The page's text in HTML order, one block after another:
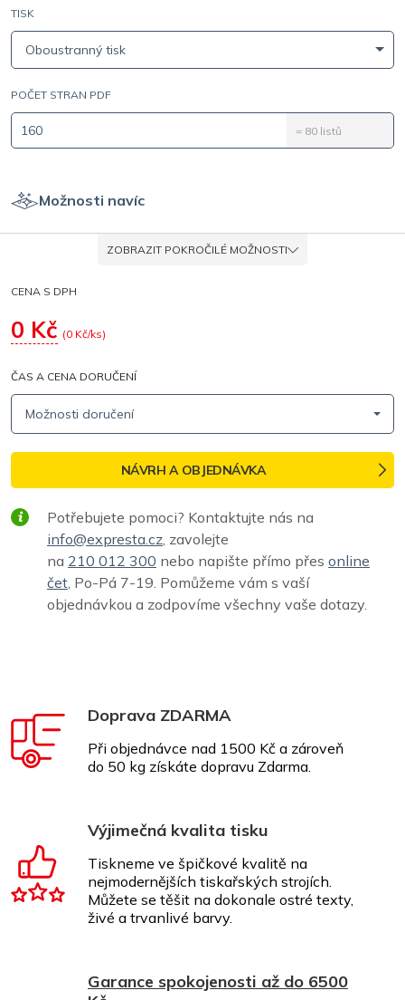
TISK
Oboustranný tisk
POČET STRAN PDF
= 80 listů
Možnosti navíc
ZOBRAZIT POKROČILÉ MOŽNOSTI
CENA S DPH
0 Kč (0 Kč/ks)
Potřebujete pomoci? Kontaktujte nás na
info@expresta.cz, zavolejte
na 210 012 300 nebo napište přímo přes online
čet, Po-Pá 7-19. Pomůžeme vám s vaší
objednávkou a zodpovíme všechny vaše dotazy.
ČAS A CENA DORUČENÍ
Možnosti doručení
NÁVRH A OBJEDNÁVKA
Doprava ZDARMA
Při objednávce nad 1500 Kč a zároveň
do 50 kg získáte dopravu Zdarma.
Výjimečná kvalita tisku
Tiskneme ve špičkové kvalitě na
nejmodernějších tiskařských strojích.
Můžete se těšit na dokonale ostré texty,
živé a trvanlivé barvy.
Garance spokojenosti až do 6500